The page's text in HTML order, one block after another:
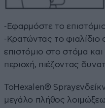
-Εφαρμόστε το
-Κρατώντας το φιαλίδιο
επιστόμιο στο στόμα
περιοχή, πιέζοντας
ToHexalen®
μεγάλο πλήθος